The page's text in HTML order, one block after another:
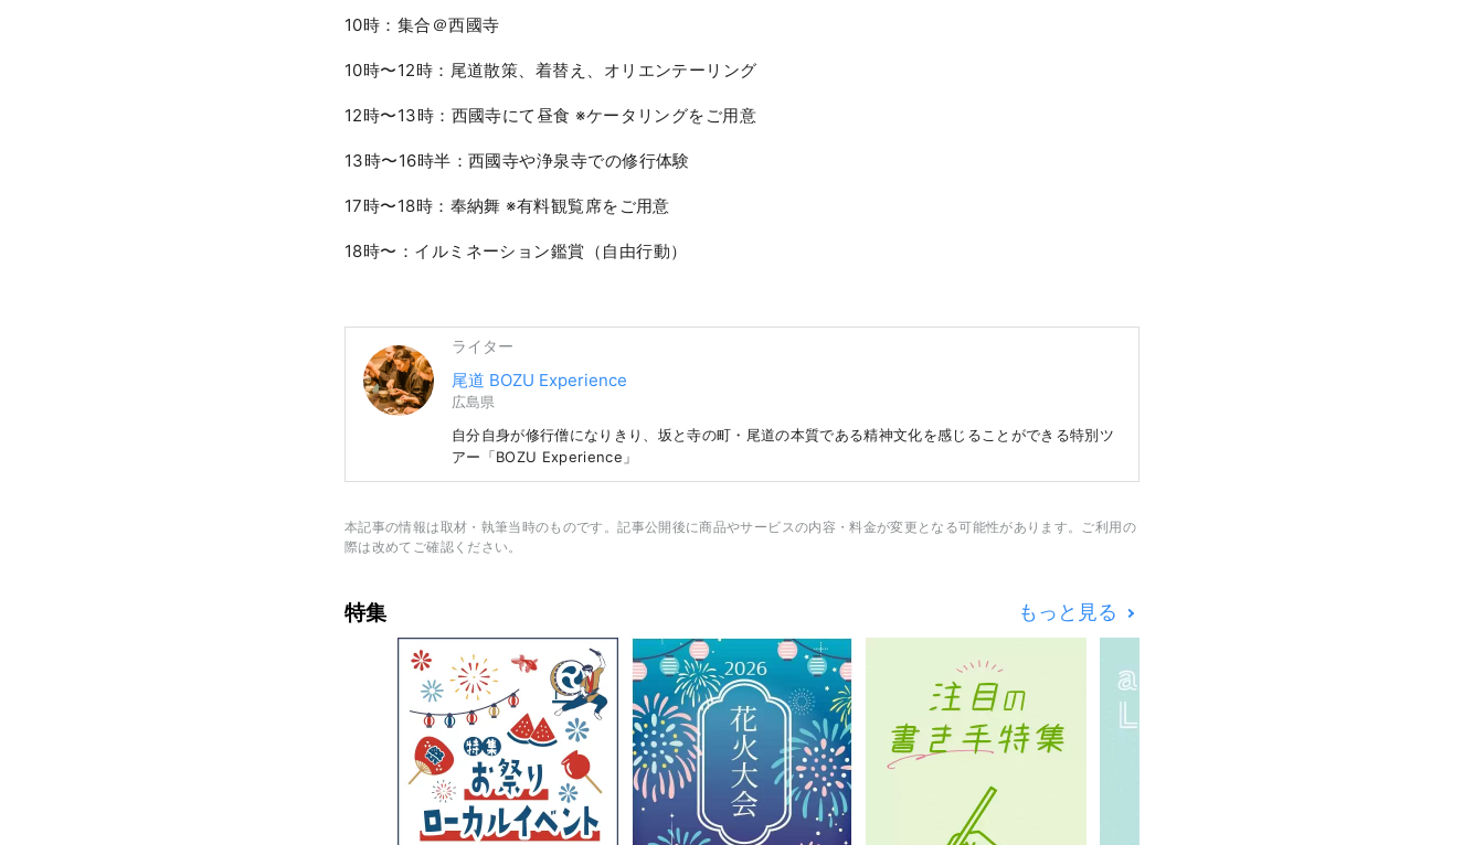
10時：集合＠西國寺
10時〜12時：尾道散策、着替え、オリエンテーリング
12時〜13時：西國寺にて昼食 ※ケータリングをご用意
13時〜16時半：西國寺や浄泉寺での修行体験
17時〜18時：奉納舞 ※有料観覧席をご用意
18時〜：イルミネーション鑑賞（自由行動）
ライター
尾道 BOZU Experience
広島県
自分自身が修行僧になりきり、坂と寺の町・尾道の本質である精神文化を感じることができる特別ツ
アー「BOZU Experience」
本記事の情報は取材・執筆当時のものです。記事公開後に商品やサービスの内容・料金が変更となる可能性があります。ご利用の
際は改めてご確認ください。
特集 もっと見る